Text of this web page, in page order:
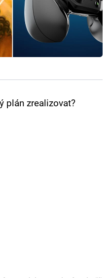
plán zrealizovat?